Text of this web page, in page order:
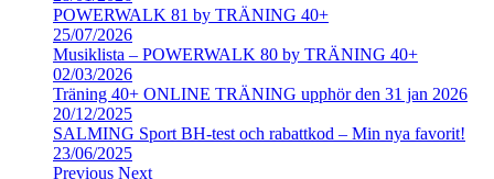
POWERWALK 81 by TRÄNING 40+
25/07/2026
Musiklista – POWERWALK 80 by TRÄNING 40+
02/03/2026
Träning 40+ ONLINE TRÄNING upphör den 31 jan 2026
20/12/2025
SALMING Sport BH-test och rabattkod – Min nya favorit!
23/06/2025
Previous Next